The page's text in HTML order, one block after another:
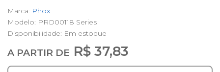
Marca: Phox
Modelo: PRD00118 Series
Disponibilidade: Em estoque
A PARTIR DE R$ 37,83